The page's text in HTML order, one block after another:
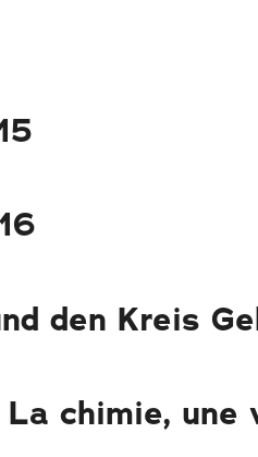
den Kreis
La chimie,